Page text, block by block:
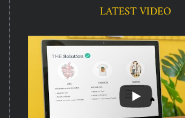
LATEST VIDEO